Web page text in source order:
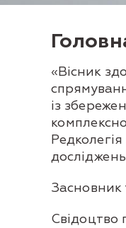
«Вісник
із
Засновник
Свідоцтво